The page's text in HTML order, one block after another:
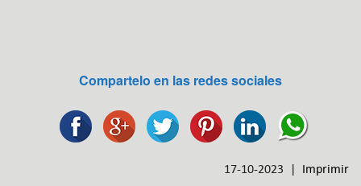
Compartelo en las redes sociales
17-10-2023 | Imprimir